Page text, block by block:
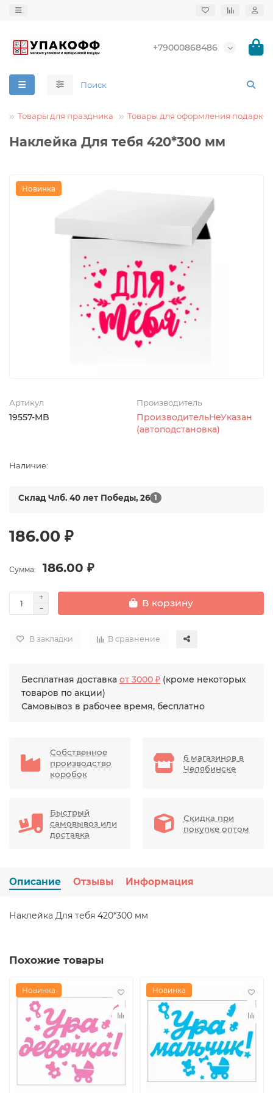
+79000868486
Товары для праздника Товары для оформления подарков
Наклейка Для тебя 420*300 мм
Новинка
Артикул
19557-MB
Производитель
ПроизводительНеУказан
(автоподстановка)
Наличие:
Склад Члб. 40 лет Победы, 26 1
186.00 ₽
Сумма: 186.00 ₽
В корзину
В закладки В сравнение
Бесплатная доставка от 3000 ₽ (кроме некоторых
товаров по акции)
Самовывоз в рабочее время, бесплатно
Собственное
производство
коробок
6 магазинов в
Челябинске
Быстрый
самовывоз или
доставка
Скидка при
покупке оптом
Описание Отзывы Информация
Наклейка Для тебя 420*300 мм
Похожие товары
Новинка Новинка